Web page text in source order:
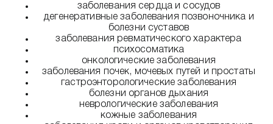
заболевания сердца и сосудов
дегенеративные заболевания позвоночника и
болезни суставов
заболевания ревматического характера
психосоматика
онкологические заболевания
заболевания почек, мочевых путей и простаты
гастроэнторологические заболевания
болезни органов дыхания
неврологические заболевания
кожные заболевания